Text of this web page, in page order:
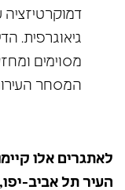
גיאוגרפית.
מסוימים
המסחר
לאתגרים אלו
העיר תל אביב-